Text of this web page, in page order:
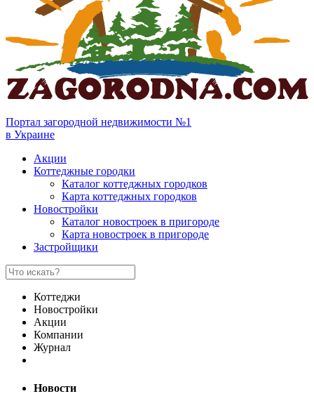
Портал загородной недвижимости №1
в Украине
Акции
Коттеджные городки
Каталог коттеджных городков
Карта коттеджных городков
Новостройки
Каталог новостроек в пригороде
Карта новостроек в пригороде
Застройщики
Коттеджи
Новостройки
Акции
Компании
Журнал
Новости